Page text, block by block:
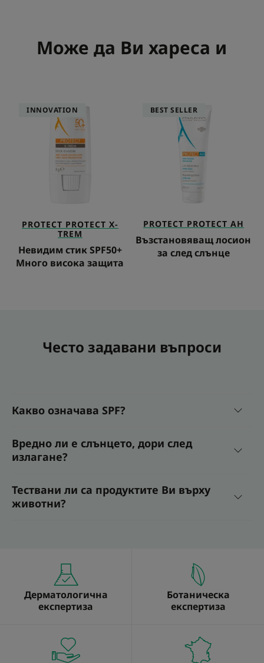
Може да Ви хареса и
стик
SPF50+
Много
висока
защита
INNOVATION
PROTECT PROTECT X-
TREM
Невидим стик SPF50+
Много висока защита
лосион
за
слънце
BEST SELLER
PROTECT PROTECT AH
Възстановяващ лосион
за след слънце
Често задавани въпроси
Какво означава SPF?
Вредно ли е слънцето, дори след
излагане?
Тествани ли са продуктите Ви върху
животни?
Дерматологична
експертиза
Ботаническа
експертиза